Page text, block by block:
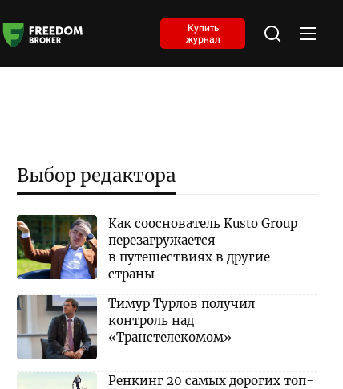
Купить
журнал
Выбор редактора
Как сооснователь Kusto Group
перезагружается
в путешествиях в другие
страны
Тимур Турлов получил
контроль над
«Транстелекомом»
Ренкинг 20 самых дорогих топ-